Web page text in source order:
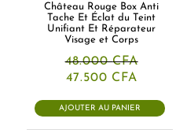
Château Rouge Box Anti
Tache Et Éclat du Teint
Unifiant Et Réparateur
Visage et Corps
48.000CFA
Le
initial
était :
47.500 CFA
actuel
est :
AJOUTER AU PANIER